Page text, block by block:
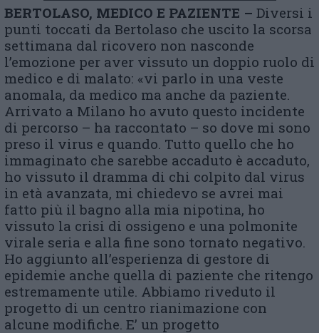
BERTOLASO, MEDICO E PAZIENTE – Diversi i
punti toccati da Bertolaso che uscito la scorsa
settimana dal ricovero non nasconde
l’emozione per aver vissuto un doppio ruolo di
medico e di malato: «vi parlo in una veste
anomala, da medico ma anche da paziente.
Arrivato a Milano ho avuto questo incidente
di percorso – ha raccontato – so dove mi sono
preso il virus e quando. Tutto quello che ho
immaginato che sarebbe accaduto è accaduto,
ho vissuto il dramma di chi colpito dal virus
in età avanzata, mi chiedevo se avrei mai
fatto più il bagno alla mia nipotina, ho
vissuto la crisi di ossigeno e una polmonite
virale seria e alla fine sono tornato negativo.
Ho aggiunto all’esperienza di gestore di
epidemie anche quella di paziente che ritengo
estremamente utile. Abbiamo riveduto il
progetto di un centro rianimazione con
alcune modifiche. E’ un progetto